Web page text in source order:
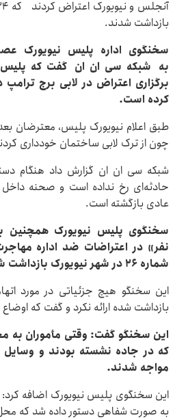
بازداشت شدند.
سخنگوی اداره پلیس نیویورک
برگزاری اعتراض در لابی برج
کرده است.
طبق اعلام نیویورک پلیس، معترضان
چون از ترک لابی ساختمان خودداری
شبکه سی ان ان گزارش داد هنگام
حادثه‌ای رخ نداده است و صحنه
عادی بازگشته است.
سخنگوی پلیس نیویورک
نفر» در اعتراضات ضد اداره
شماره ۲۶ در شهر نیویورک بازداشت شدند.
این سخنگو هیچ جزئیاتی در مورد
بازداشت شده ارائه نکرد و گفت که
این سخنگو گفت: وقتی مأموران به
که در جاده نشسته بودند و وسایل
مواجه شدند.
این سخنگوی پلیس نیویورک اضافه کرد:
به صورت شفاهی دستور داده شد که